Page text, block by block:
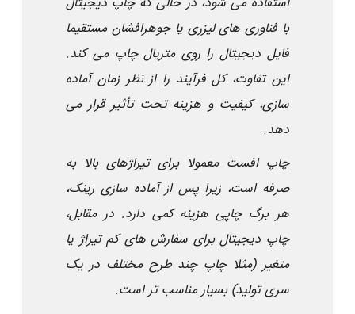
با فناوری های لیزری یا جوهرافشان مستقیما
فایل دیجیتال را روی متریال چاپ می کند.
این تفاوت، کل فرآیند را از نظر زمان آماده
سازی، کیفیت و هزینه تحت تأثیر قرار می
دهد.
چاپ افست معمولا برای تیراژهای بالا به
صرفه است، زیرا پس از آماده سازی زینک،
هر برگ چاپی هزینه کمی دارد. در مقابل،
چاپ دیجیتال برای سفارش های کم تیراژ یا
متغیر (مثلا چاپ چند طرح مختلف در یک
سری تولید) بسیار مناسب تر است.